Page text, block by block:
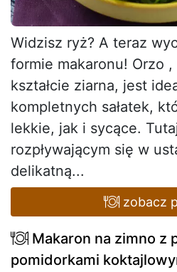
Widzisz ryż? A teraz
formie makaronu! Orzo ,
kształcie ziarna, jest
kompletnych sałatek,
lekkie, jak i sycące.
rozpływającym się w
delikatną...
zobacz
Makaron na zimno z
pomidorkami